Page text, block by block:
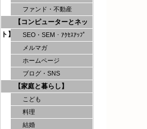
ファンド・不動産
【コンピューターとネッ
ト】
SEO・SEM・ｱｸｾｽｱｯﾌﾟ
メルマガ
ホームページ
ブログ・SNS
【家庭と暮らし】
こども
料理
結婚